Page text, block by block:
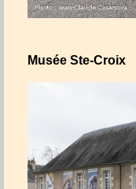
Musée Ste-Croix